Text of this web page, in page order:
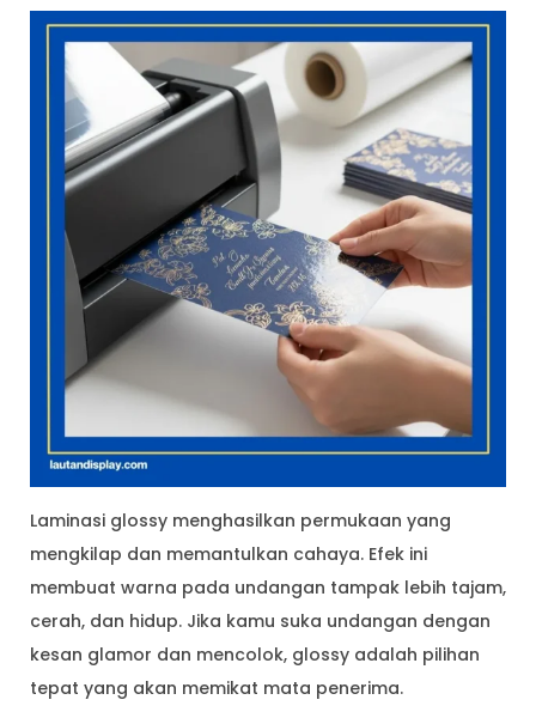
Laminasi glossy menghasilkan permukaan yang
mengkilap dan memantulkan cahaya. Efek ini
membuat warna pada undangan tampak lebih tajam,
cerah, dan hidup. Jika kamu suka undangan dengan
kesan glamor dan mencolok, glossy adalah pilihan
tepat yang akan memikat mata penerima.